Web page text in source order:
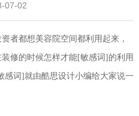
07-02
都想美容院空间都利用起来，
修的时候怎样才能[敏感词]的利用
感词]就由酷思设计小编给大家说一